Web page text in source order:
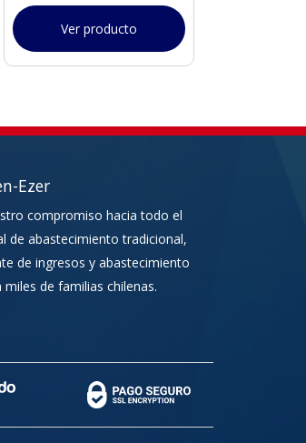
Ver producto
Ezer
compromiso hacia todo el
de abastecimiento tradicional,
de ingresos y abastecimiento
miles de familias chilenas.